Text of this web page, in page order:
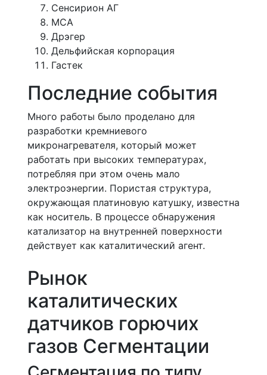
Сенсирион АГ
МСА
Дрэгер
Дельфийская корпорация
Гастек
Последние события
Много работы было проделано для
разработки кремниевого
микронагревателя, который может
работать при высоких температурах,
потребляя при этом очень мало
электроэнергии. Пористая структура,
окружающая платиновую катушку, известна
как носитель. В процессе обнаружения
катализатор на внутренней поверхности
действует как каталитический агент.
Рынок
каталитических
датчиков горючих
газов Сегментации